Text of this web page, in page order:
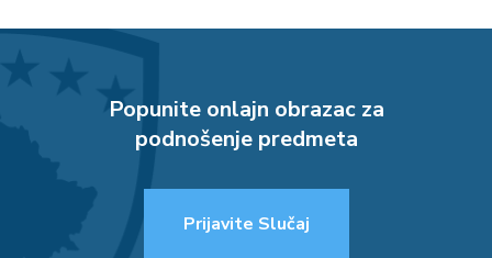
Popunite onlajn obrazac za
podnošenje predmeta
Prijavite Slučaj